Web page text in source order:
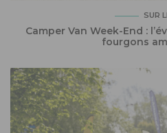
SUR
Camper Van Week-End :
fourgons